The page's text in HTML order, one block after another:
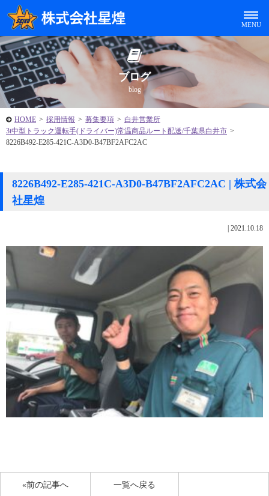
ブログ
blog
HOME > 採用情報 > 募集要項 > 白井営業所
3t中型トラック運転手(ドライバー)常温商品ルート配送/千葉県白井市 >
8226B492-E285-421C-A3D0-B47BF2AFC2AC
8226B492-E285-421C-A3D0-B47BF2AFC2AC | 株式会
社星煌
2021.10.18
«前の記事へ 一覧へ戻る